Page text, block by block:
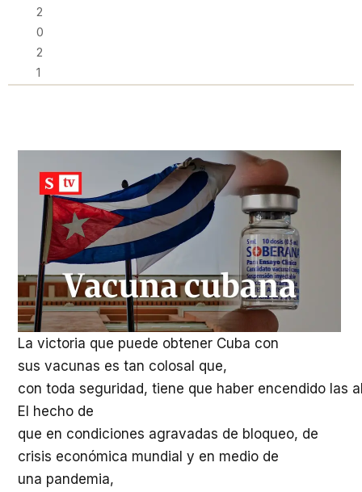
2
0
2
1
La victoria que puede obtener Cuba con
sus vacunas es tan colosal que,
con toda seguridad, tiene que haber encendido las
El hecho de
que en condiciones agravadas de bloqueo, de
crisis económica mundial y en medio de
una pandemia,